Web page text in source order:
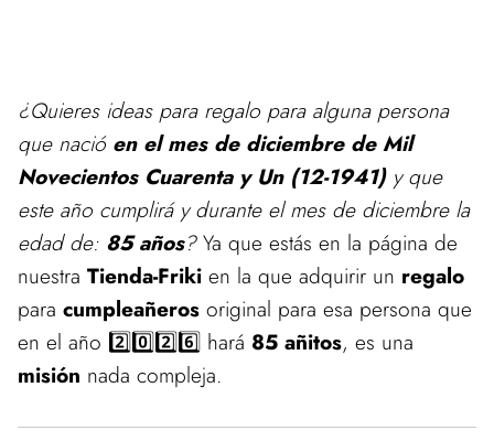
¿Quieres ideas para regalo para alguna persona
que nació en el mes de diciembre de Mil
Novecientos Cuarenta y Un (12-1941)y que
este año cumplirá y durante el mes de diciembre la
edad de: 85 años?Ya que estás en la página de
nuestra Tienda-Friki en la que adquirir un regalo
para cumpleañeros original para esa persona que
en el año 2️⃣0️⃣2️⃣6️⃣ hará 85 añitos, es una
misión nada compleja.